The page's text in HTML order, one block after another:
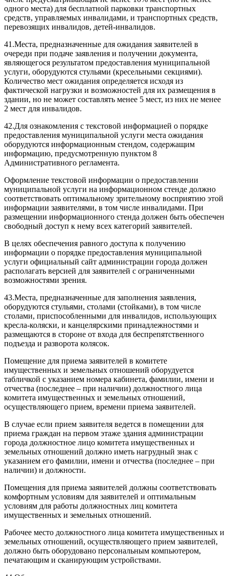
одного места) для бесплатной парковки транспортных
средств, управляемых инвалидами, и транспортных средств,
перевозящих инвалидов, детей-инвалидов.
41.Места, предназначенные для ожидания заявителей в
очереди при подаче заявления и получении документа,
являющегося результатом предоставления муниципальной
услуги, оборудуются стульями (кресельными секциями).
Количество мест ожидания определяется исходя из
фактической нагрузки и возможностей для их размещения в
здании, но не может составлять менее 5 мест, из них не менее
2 мест для инвалидов.
42.Для ознакомления с текстовой информацией о порядке
предоставления муниципальной услуги места ожидания
оборудуются информационным стендом, содержащим
информацию, предусмотренную пунктом 8
Административного регламента.
Оформление текстовой информации о предоставлении
муниципальной услуги на информационном стенде должно
соответствовать оптимальному зрительному восприятию этой
информации заявителями, в том числе инвалидами. При
размещении информационного стенда должен быть обеспечен
свободный доступ к нему всех категорий заявителей.
В целях обеспечения равного доступа к получению
информации о порядке предоставления муниципальной
услуги официальный сайт администрации города должен
располагать версией для заявителей с ограниченными
возможностями зрения.
43.Места, предназначенные для заполнения заявления,
оборудуются стульями, столами (стойками), в том числе
столами, приспособленными для инвалидов, использующих
кресла-коляски, и канцелярскими принадлежностями и
размещаются в стороне от входа для беспрепятственного
подъезда и разворота колясок.
Помещение для приема заявителей в комитете
имущественных и земельных отношений оборудуется
табличкой с указанием номера кабинета, фамилии, имени и
отчества (последнее – при наличии) должностного лица
комитета имущественных и земельных отношений,
осуществляющего прием, времени приема заявителей.
В случае если прием заявителя ведется в помещении для
приема граждан на первом этаже здания администрации
города должностное лицо комитета имущественных и
земельных отношений должно иметь нагрудный знак с
указанием его фамилии, имени и отчества (последнее – при
наличии) и должности.
Помещения для приема заявителей должны соответствовать
комфортным условиям для заявителей и оптимальным
условиям для работы должностных лиц комитета
имущественных и земельных отношений.
Рабочее место должностного лица комитета имущественных и
земельных отношений, осуществляющего прием заявителей,
должно быть оборудовано персональным компьютером,
печатающим и сканирующим устройствами.